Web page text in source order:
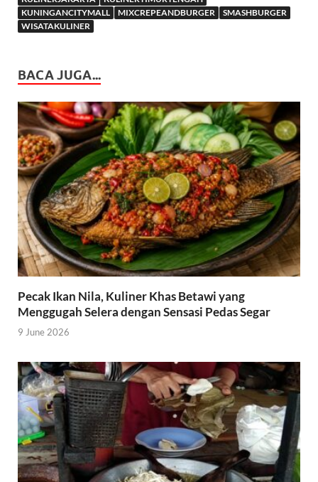
KUNINGANCITYMALL
MIXCREPEANDBURGER
SMASHBURGER
WISATAKULINER
BACA JUGA...
Pecak Ikan Nila, Kuliner Khas Betawi yang
Menggugah Selera dengan Sensasi Pedas Segar
9 June 2026